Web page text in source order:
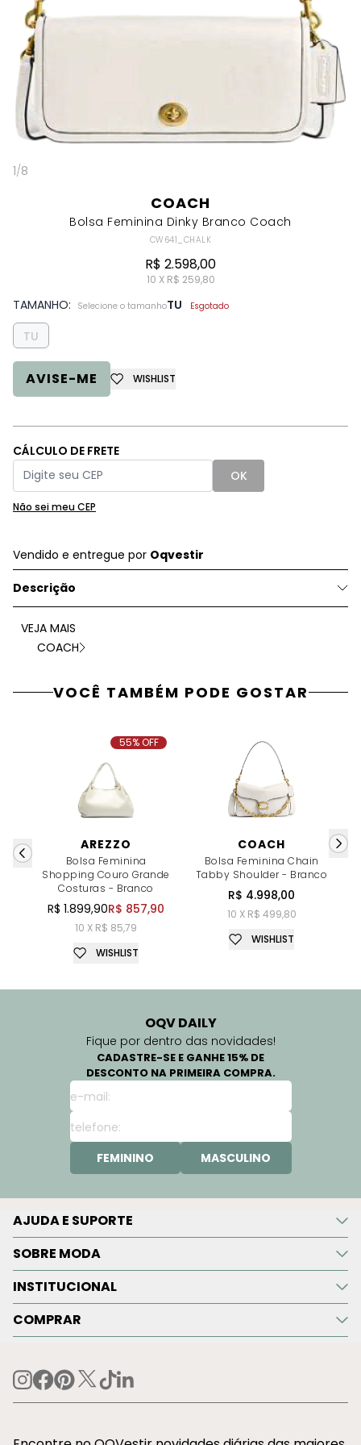
1/8
COACH
Bolsa Feminina Dinky Branco Coach
CW641_CHALK
R$ 2.598,00
10 X R$ 259,80
TAMANHO: Selecione o tamanhoTU Esgotado
TU
AVISE-ME WISHLIST
CÁLCULO DE FRETE
OK
Não sei meu CEP
Vendido e entregue por Oqvestir
Descrição
VEJA MAIS
COACH
VOCÊ TAMBÉM PODE GOSTAR
AREZZO
Bolsa Feminina
Shopping Couro Grande
Costuras - Branco
R$ 1.899,90R$ 857,90
10 X R$ 85,79
55% OFF
WISHLIST
COACH
Bolsa Feminina Chain
Tabby Shoulder - Branco
R$ 4.998,00
10 X R$ 499,80
WISHLIST
OQV DAILY
Fique por dentro das novidades!
CADASTRE-SE E GANHE 15% DE
DESCONTO NA PRIMEIRA COMPRA.
FEMININO MASCULINO
AJUDA E SUPORTE
SOBRE MODA
INSTITUCIONAL
COMPRAR